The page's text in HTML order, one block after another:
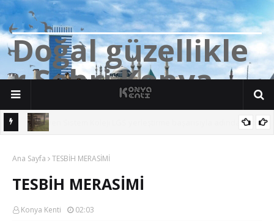
Doğalgüzellikle
rŞehriKonya
Ana Sayfa TESBİH MERASİMİ
TESBİH MERASİMİ
Konya Kenti 02:03